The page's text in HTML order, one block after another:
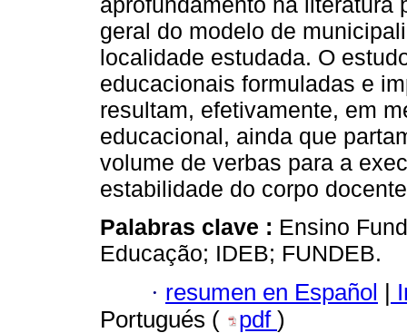
geral do modelo de
localidade estudada. O
educacionais formuladas e
resultam, efetivamente, em
educacional, ainda que
volume de verbas para a
estabilidade do corpo
Palabras clave : Ensino
Educação; IDEB; FUNDEB.
· resumen en Español |
Portugués (
pdf )